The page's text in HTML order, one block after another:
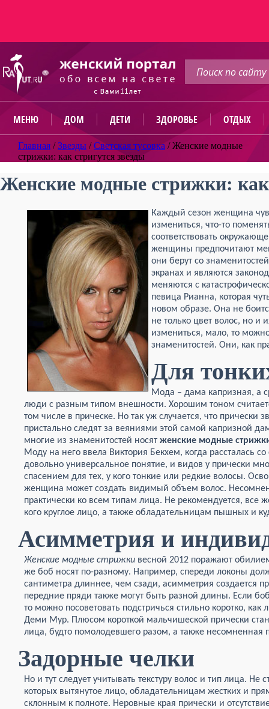
МЕНЮ ДОМ ДЕТИ ЗДОРОВЬЕ ОТДЫХ
Главная /Звезды /Светская тусовка /Женские модные
стрижки: как стригутся звезды
Женские модные стрижки: как
Каждый сезон женщина
измениться, что-то
соответствовать
женщины предпочитают
они берут со
экранах и являются
меняются с
певица Рианна, которая
новом образе. Она не
не только цвет волос, но и
измениться, мало, то
знаменитостей. Они, как
Для
Мода – дама капризная, а
люди с разным типом внешности. Хорошим тоном
том числе в прическе. Но так уж случается, что прически
пристально следят за веяниями этой самой капризной
многие из знаменитостей носят женские модные
Моду на него ввела Виктория Бекхем, когда рассталась
довольно универсальное понятие, и видов у прически
спасением для тех, у кого тонкие или редкие волосы.
женщина может создать видимый объем волос.
практически ко всем типам лица. Не рекомендуется, все
кого круглое лицо, а также обладательницам пышных и
Асимметрия и
Женские модные стрижки весной 2012 поражают
же боб носят по-разному. Например, спереди локоны
сантиметра длиннее, чем сзади, асимметрия создается
передние пряди также могут быть разной длины. Если
то можно посоветовать подстричься стильно коротко,
Деми Мур. Плюсом короткой мальчишеской прически
лица, будто помолодевшего разом, а также несомненная
Задорные челки
Но и тут следует учитывать текстуру волос и тип лица. Не
которых вытянутое лицо, обладательницам жестких и
склонным к полноте. Неровные края прически и